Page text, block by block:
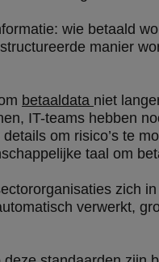
wie betaald
manier
betaaldata niet
IT-teams hebben
om risico’s te
taal om
zich
verwerkt,